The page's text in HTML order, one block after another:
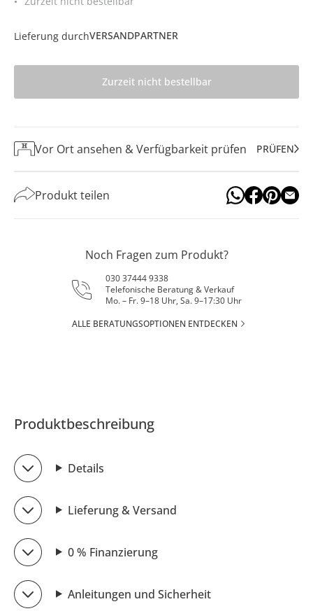
Lieferung durchVERSANDPARTNER
Zurzeit nicht bestellbar
Vor Ort ansehen & Verfügbarkeit prüfen PRÜFEN
Produkt teilen
Noch Fragen zum Produkt?
030 37444 9338
Telefonische Beratung & Verkauf
Mo. – Fr. 9–18 Uhr, Sa. 9–17:30 Uhr
ALLE BERATUNGSOPTIONEN ENTDECKEN
Produktbeschreibung
Details
Lieferung & Versand
0 % Finanzierung
Anleitungen und Sicherheit